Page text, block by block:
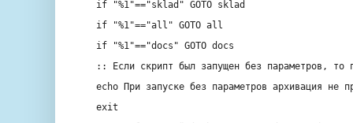
if
"%1"=="sklad" GOTO sklad
if
"%1"=="all" GOTO all
if
"%1"=="docs" GOTO docs
:: Если скрипт был запущен без параметров, то
echo При запуске без параметров архивация не
exit